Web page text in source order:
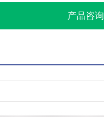
产品咨询